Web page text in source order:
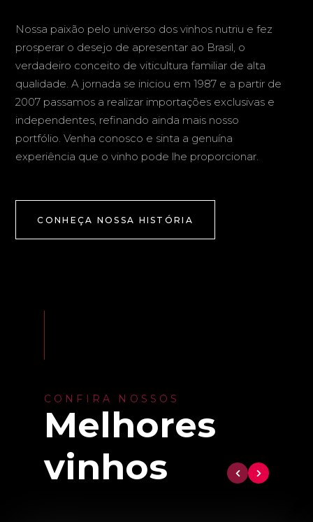
Nossa paixão pelo universo dos vinhos nutriu e fez
prosperar o desejo de apresentar ao Brasil, o
verdadeiro conceito de viticultura familiar de alta
qualidade. A jornada se iniciou em 1987 e a partir de
2007 passamos a realizar importações exclusivas e
independentes, refinando ainda mais nosso
portfólio. Venha conosco e sinta a genuína
experiência que o vinho pode lhe proporcionar.
CONHEÇA NOSSA HISTÓRIA
CONFIRA NOSSOS
Melhores
vinhos